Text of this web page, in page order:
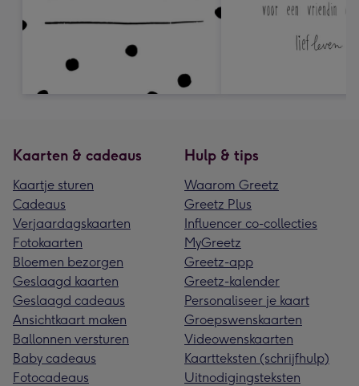
Kaarten & cadeaus
Kaartje sturen
Cadeaus
Verjaardagskaarten
Fotokaarten
Bloemen bezorgen
Geslaagd kaarten
Geslaagd cadeaus
Ansichtkaart maken
Ballonnen versturen
Baby cadeaus
Fotocadeaus
Hulp & tips
Waarom Greetz
Greetz Plus
Influencer co-collecties
MyGreetz
Greetz-app
Greetz-kalender
Personaliseer je kaart
Groepswenskaarten
Videowenskaarten
Kaartteksten (schrijfhulp)
Uitnodigingsteksten